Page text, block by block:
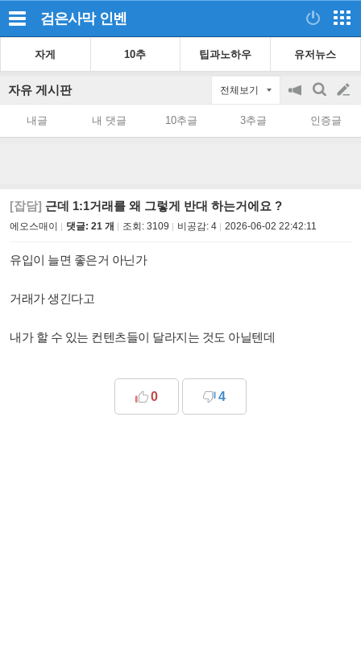
검은사막 인벤
자게 10추 팁과노하우 유저뉴스
자유 게시판 전체보기
공
on/off
검
색
글
쓰
내글 내 댓글 10추글 3추글 인증글
[잡담] 근데 1:1거래를 왜 그렇게 반대 하는거에요 ?
에오스매이 댓글: 21 개 조회: 3109 비공감: 4 2026-06-02 22:42:11
유입이 늘면 좋은거 아닌가
거래가 생긴다고
내가 할 수 있는 컨텐츠들이 달라지는 것도 아닐텐데
0 4